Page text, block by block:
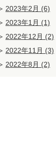
2023年2月 (6)
2023年1月 (1)
2022年12月 (2)
2022年11月 (3)
2022年8月 (2)